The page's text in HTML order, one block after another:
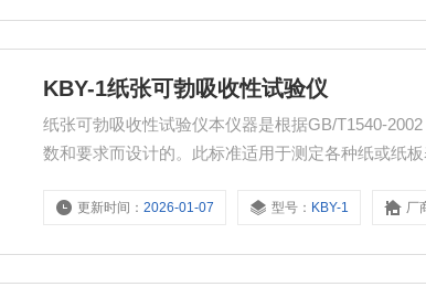
KBY-1纸张可勃吸收性试验仪
纸张可勃吸收性试验仪本仪器是根据GB/T1540-
数和要求而设计的。此标准适用于测定各种纸或纸
更新时间：2026-01-07 型号： KBY-1 厂